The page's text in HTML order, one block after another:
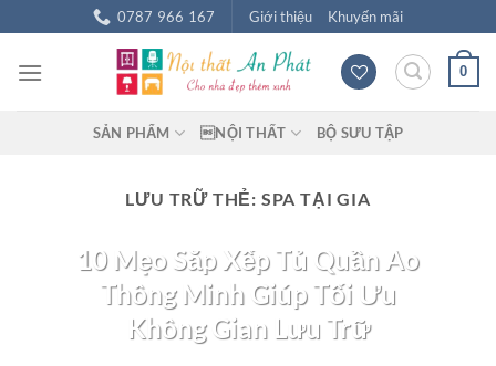
đến
nội
0787 966 167 Giới thiệu Khuyến mãi
0
SẢN PHẨM NỘI THẤT BỘ SƯU TẬP
LƯU TRỮ THẺ: SPA TẠI GIA
10 Mẹo Sắp Xếp Tủ Quần Áo
Thông Minh Giúp Tối Ưu
Không Gian Lưu Trữ